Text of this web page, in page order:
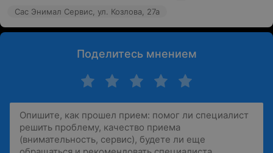
Сас Энимал Сервис, ул. Козлова, 27а
Поделитесь мнением